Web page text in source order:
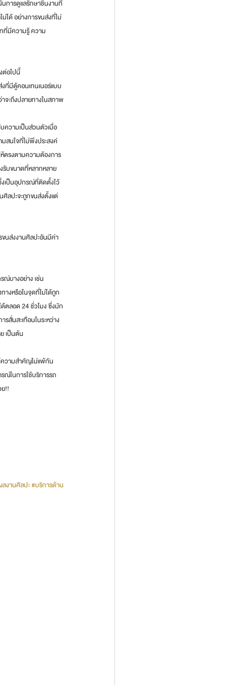
นการดูแลรักษาชิ้นงานที่
ได้ อย่างการขนส่งที่ไม่
ที่มีความรู้ ความ
ต่อไปนี้
ที่มีตู้คอนเทนเนอร์แบบ
จะถึงปลายทางในสภาพ
ความเป็นส่วนตัวเมื่อ
มสนใจที่ไม่พึงประสงค์
ตรงตามความต้องการ
รับขนาดที่หลากหลาย
งเป็นอุปกรณ์ที่ติดตั้งไว้
ศิลปะจะถูกขนส่งตั้งแต่
นส่งงานศิลปะอันมีค่า
ณ์บางอย่าง เช่น
างหรือในจุดที่ไม่ได้ถูก
ตลอด 24 ชั่วโมง ซึ่งมัก
สั่นสะเทือนในระหว่าง
เป็นต้น
ความสำคัญไม่แพ้กัน
ณ์ในการใช้บริการรถ
!!
งานศิลปะ#บริการด้าน